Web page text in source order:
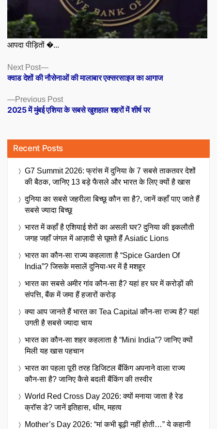
आपदा पीड़ितों �...
Posts
navigation
Previous PostPrevious
post:
2025 में मुंबई एशिया के सबसे खुशहाल शहरों में शीर्ष पर
Next Post
Next
post:
क्वाड देशों की नौसेनाओं की मालाबार एक्सरसाइज का आगाज
Recent Posts
G7 Summit 2026: फ्रांस में दुनिया के 7 सबसे ताकतवर देशों
की बैठक, जानिए 13 बड़े फैसले और भारत के लिए क्यों है खास
दुनिया का सबसे जहरीला बिच्छू कौन सा है?, जानें कहाँ पाए जाते हैं
सबसे ज्यादा बिच्छू
भारत में कहाँ है एशियाई शेरों का असली घर? दुनिया की इकलौती
जगह जहाँ जंगल में आज़ादी से घूमते हैं Asiatic Lions
भारत का कौन-सा राज्य कहलाता है “Spice Garden Of
India”? जिसके मसालें दुनिया-भर में है मशहूर
भारत का सबसे अमीर गांव कौन-सा है? यहां हर घर में करोड़ों की
संपत्ति, बैंक में जमा हैं हजारों करोड़
क्या आप जानते हैं भारत का Tea Capital कौन-सा राज्य है? यहां
उगती है सबसे ज्यादा चाय
भारत का कौन-सा शहर कहलाता है “Mini India”? जानिए क्यों
मिली यह खास पहचान
भारत का पहला पूरी तरह डिजिटल बैंकिंग अपनाने वाला राज्य
कौन-सा है? जानिए कैसे बदली बैंकिंग की तस्वीर
World Red Cross Day 2026: क्यों मनाया जाता है रेड
क्रॉस डे? जानें इतिहास, थीम, महत्व
Mother’s Day 2026: “मां कभी बूढ़ी नहीं होती…” ये कहानी